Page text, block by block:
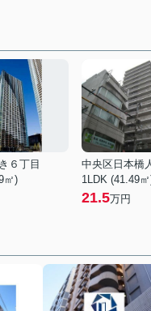
６丁目
㎡)
1LDK (41.49
21.5万円